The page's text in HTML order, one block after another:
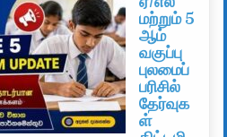
மற்றும் 5
ஆம்
வகுப்பு
புலமைப்
பரிசில்
தேர்வுக
ள்